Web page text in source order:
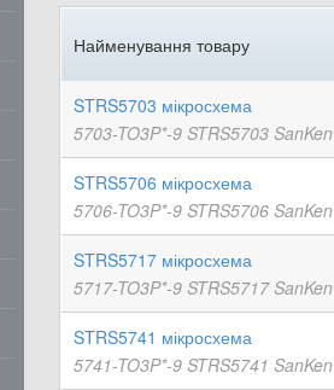
Найменування товару
STRS5703 мікросхема
5703-TO3P*-9 STRS5703 SanKen
STRS5706 мікросхема
5706-TO3P*-9 STRS5706 SanKen
STRS5717 мікросхема
5717-TO3P*-9 STRS5717 SanKen
STRS5741 мікросхема
5741-TO3P*-9 STRS5741 SanKen